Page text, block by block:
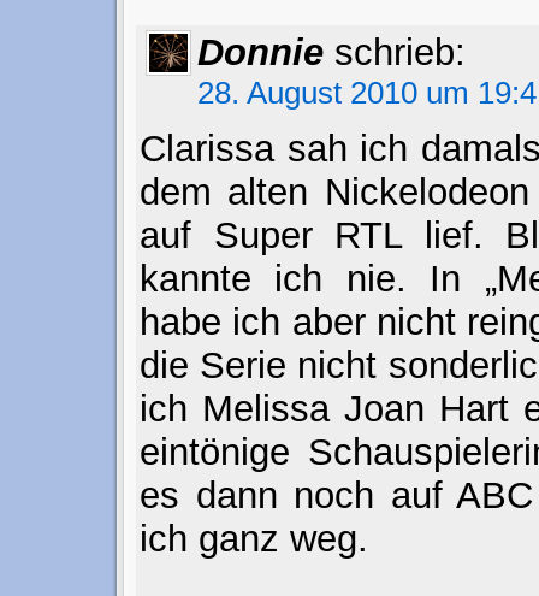
Donnie schrieb:
28. August 2010 um
Clarissa sah ich
dem alten
auf Super RTL lief.
kannte ich nie. In
habe ich aber nicht
die Serie nicht
ich Melissa Joan Hart
eintönige
es dann noch auf
ich ganz weg.